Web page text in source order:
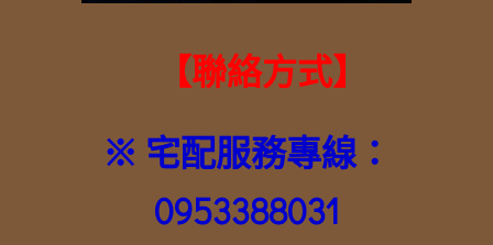
【聯絡方式】
※ 宅配服務專線：
0953388031